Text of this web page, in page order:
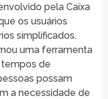
pela Caixa
os usuários
simplificados.
uma ferramenta
de
possam
a necessidade de